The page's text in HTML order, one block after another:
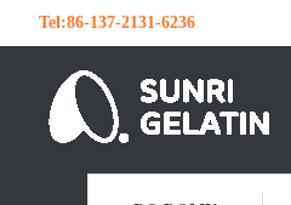
Tel:86-137-2131-6236